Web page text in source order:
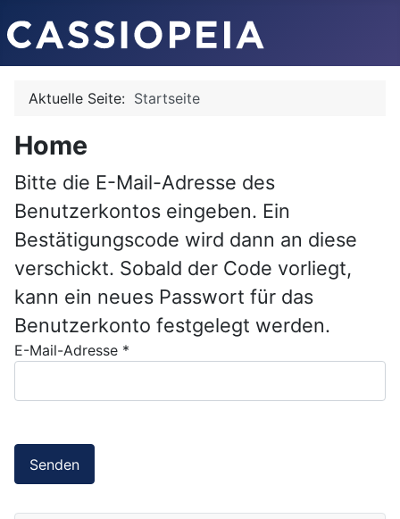
Aktuelle Seite: Startseite
Home
Bitte die E-Mail-Adresse des
Benutzerkontos eingeben. Ein
Bestätigungscode wird dann an diese
verschickt. Sobald der Code vorliegt,
kann ein neues Passwort für das
Benutzerkonto festgelegt werden.
E-Mail-Adresse *
Senden